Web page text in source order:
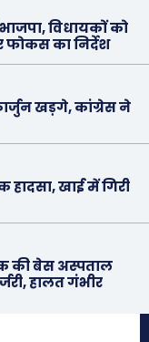
विधायकों को
फोकस का निर्देश
खड़गे, कांग्रेस ने
हादसा, खाई में गिरी
की बेस अस्पताल
हालत गंभीर